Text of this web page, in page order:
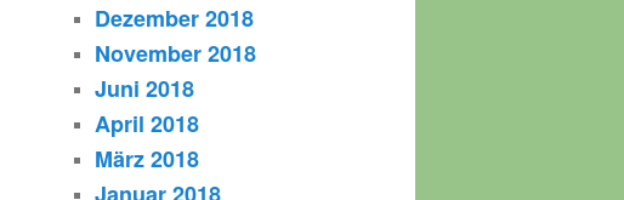
Dezember 2018
November 2018
Juni 2018
April 2018
März 2018
Januar 2018